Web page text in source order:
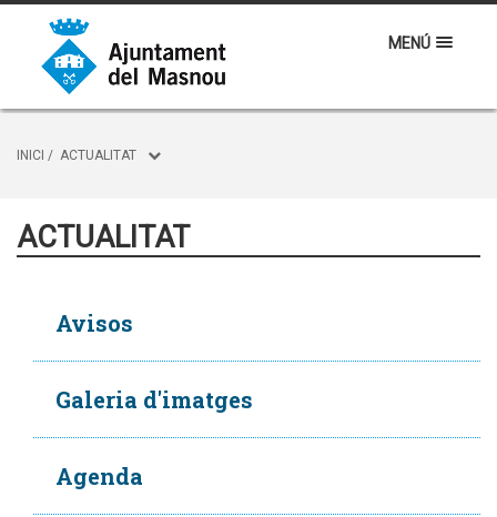
MENÚ
INICI / ACTUALITAT
ACTUALITAT
Avisos
Galeria d'imatges
Agenda